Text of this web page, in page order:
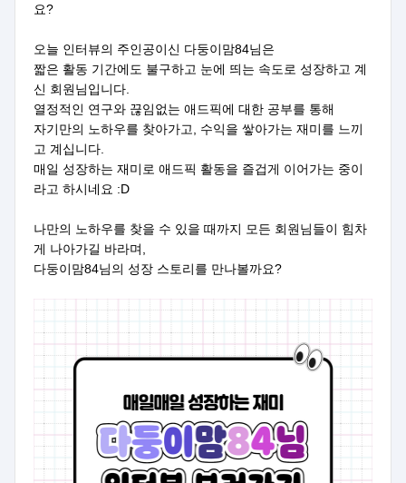
요?
오늘 인터뷰의 주인공이신 다둥이맘84님은
짧은 활동 기간에도 불구하고 눈에 띄는 속도로 성장하고 계
신 회원님입니다.
열정적인 연구와 끊임없는 애드픽에 대한 공부를 통해
자기만의 노하우를 찾아가고, 수익을 쌓아가는 재미를 느끼
고 계십니다.
매일 성장하는 재미로 애드픽 활동을 즐겁게 이어가는 중이
라고 하시네요 :D
나만의 노하우를 찾을 수 있을 때까지 모든 회원님들이 힘차
게 나아가길 바라며,
다둥이맘84님의 성장 스토리를 만나볼까요?